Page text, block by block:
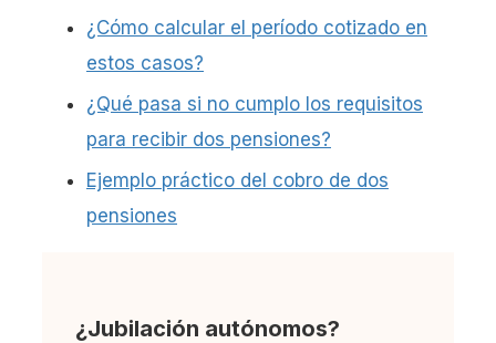
¿Cómo calcular el período cotizado en
estos casos?
¿Qué pasa si no cumplo los requisitos
para recibir dos pensiones?
Ejemplo práctico del cobro de dos
pensiones
¿Jubilación autónomos?